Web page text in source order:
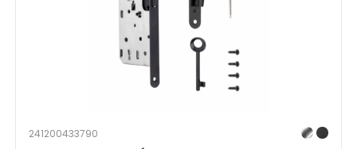
241200433790